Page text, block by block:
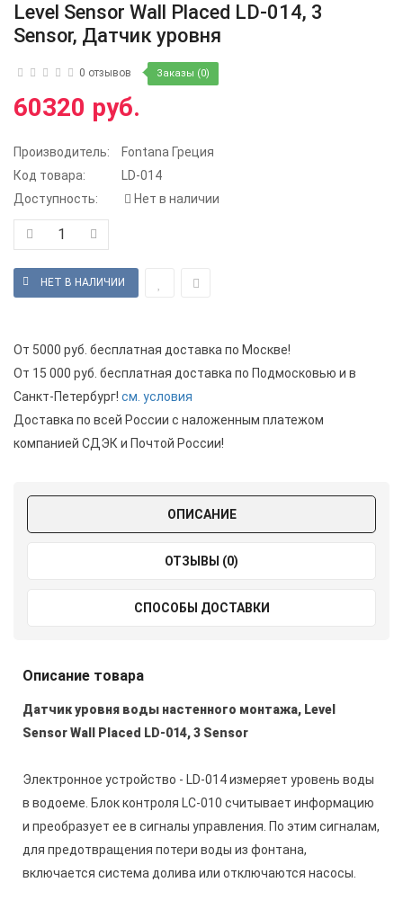
Level Sensor Wall Placed LD-014, 3
Sensor, Датчик уровня
0 отзывов Заказы (0)
60320 руб.
Производитель:
Fontana Греция
Код товара:
LD-014
Доступность:
Нет в наличии
От 5000 руб. бесплатная доставка по Москве!
От 15 000 руб. бесплатная доставка по Подмосковью и в
Санкт-Петербург! см. условия
Доставка по всей России с наложенным платежом
компанией СДЭК и Почтой России!
ОПИСАНИЕ
ОТЗЫВЫ (0)
СПОСОБЫ ДОСТАВКИ
Описание товара
Датчик уровня воды настенного монтажа, Level
Sensor Wall Placed LD-014, 3 Sensor
Электронное устройство - LD-014 измеряет уровень воды
в водоеме. Блок контроля LC-010 считывает информацию
и преобразует ее в сигналы управления. По этим сигналам,
для предотвращения потери воды из фонтана,
включается система долива или отключаются насосы.